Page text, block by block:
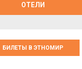
ОТЕЛИ
БИЛЕТЫ В ЭТНОМИР